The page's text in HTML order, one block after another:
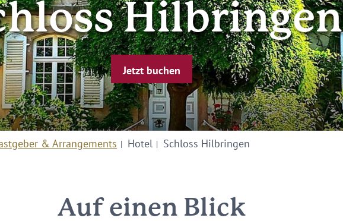
Hilbringen
Jetzt buchen
& Arrangements Hotel Schloss Hilbringen
Auf einen Blick